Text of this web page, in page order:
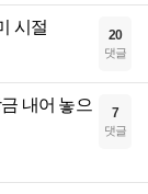
시절 20
댓글
내어 놓으
7
댓글